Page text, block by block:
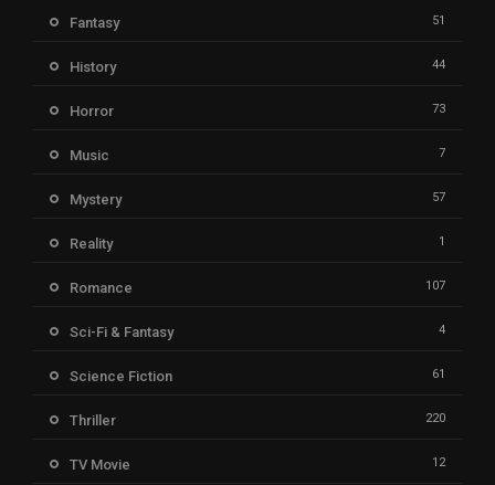
Fantasy 51
History 44
Horror 73
Music 7
Mystery 57
Reality 1
Romance 107
Sci-Fi & Fantasy 4
Science Fiction 61
Thriller 220
TV Movie 12